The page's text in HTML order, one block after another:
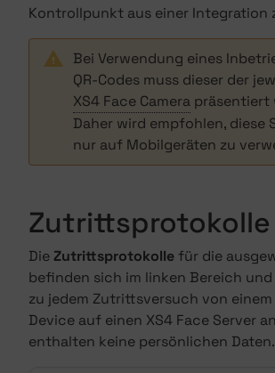
Kontrollpunkt aus einer Integration
Bei Verwendung eines
QR-Codes muss dieser der
XS4 Face Camera präsentiert
Daher wird empfohlen, diese
nur auf Mobilgeräten zu
Zutrittsprotokolle
Die Zutrittsprotokollefür die
befinden sich im linken Bereich
zu jedem Zutrittsversuch von einem
Device auf einen XS4 Face Server
enthalten keine persönlichen Daten.